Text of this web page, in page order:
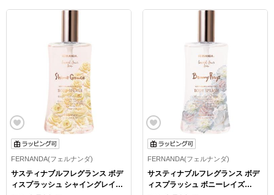
FERNANDA(フェルナンダ)
サスティナブルフレグランス ボデ
ィスプラッシュ シャイングレイス
FERNANDA(フェルナンダ)
サスティナブルフレグランス ボデ
ィスプラッシュ ボニーレイズ